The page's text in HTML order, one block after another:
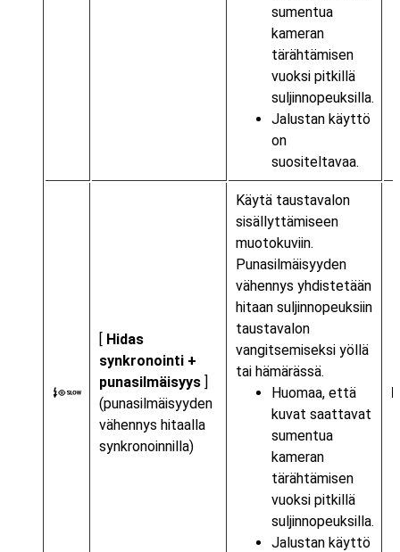
sumentua
kameran
tärähtämisen
vuoksi pitkillä
suljinnopeuksilla.
Jalustan käyttö
on
suositeltavaa.
K
[ Hidas
synkronointi +
punasilmäisyys ]
(punasilmäisyyden
vähennys hitaalla
synkronoinnilla)
Käytä taustavalon
sisällyttämiseen
muotokuviin.
Punasilmäisyyden
vähennys yhdistetään
hitaan suljinnopeuksiin
taustavalon
vangitsemiseksi yöllä
tai hämärässä.
Huomaa, että
kuvat saattavat
sumentua
kameran
tärähtämisen
vuoksi pitkillä
suljinnopeuksilla.
Jalustan käyttö
P